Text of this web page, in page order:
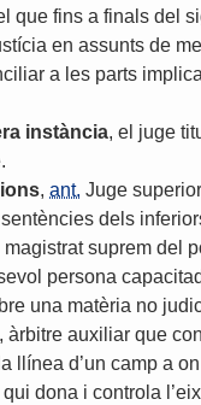
que fins a finals del
en assunts de
a les parts
instància, el juge
.
, ant. Juge superior
sentències dels
magistrat suprem del
persona
una matèria no
, àrbitre auxiliar que
la llínea d’un camp a on
qui dona i controla ’